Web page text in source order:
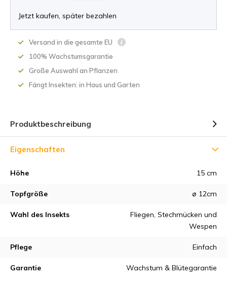
Jetzt kaufen, später bezahlen
Versand in die gesamte EU
100% Wachstumsgarantie
Große Auswahl an Pflanzen
Fängt Insekten: in Haus und Garten
Produktbeschreibung
Eigenschaften
Höhe 15 cm
Topfgröße ø 12cm
Wahl des Insekts
Fliegen, Stechmücken und
Wespen
Pflege Einfach
Garantie Wachstum & Blütegarantie